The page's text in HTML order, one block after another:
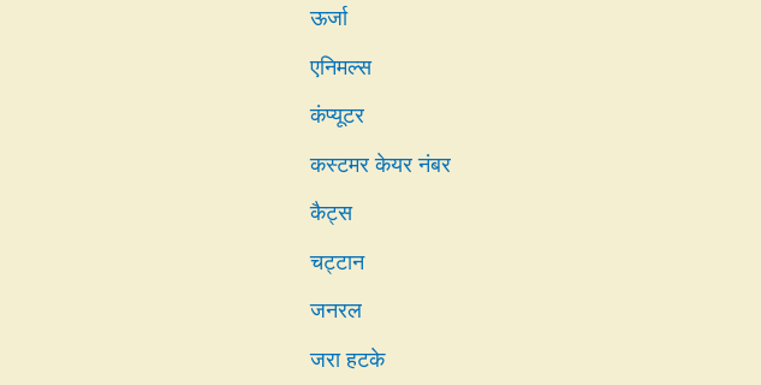
ऊर्जा
एनिमल्स
कंप्यूटर
कस्टमर केयर नंबर
कैट्स
चट्टान
जनरल
जरा हटके